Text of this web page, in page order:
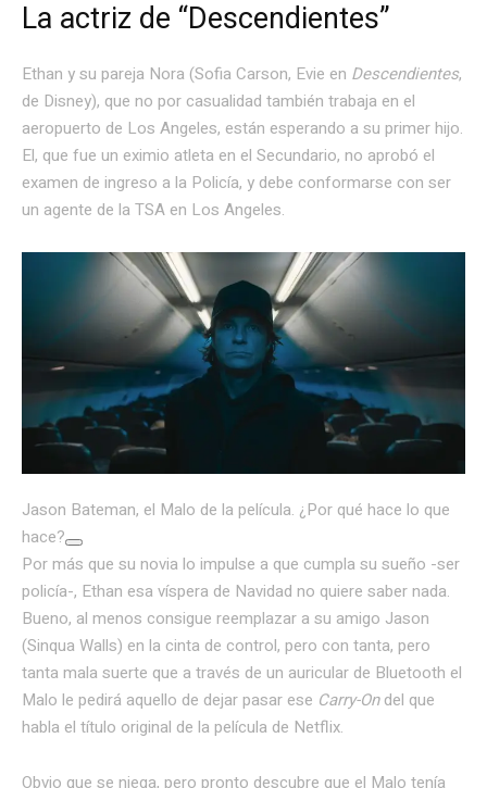
La actriz de “Descendientes”
Ethan y su pareja Nora (Sofia Carson, Evie en Descendientes,
de Disney), que no por casualidad también trabaja en el
aeropuerto de Los Angeles, están esperando a su primer hijo.
El, que fue un eximio atleta en el Secundario, no aprobó el
examen de ingreso a la Policía, y debe conformarse con ser
un agente de la TSA en Los Angeles.
Jason Bateman, el Malo de la película. ¿Por qué hace lo que
hace?
Por más que su novia lo impulse a que cumpla su sueño -ser
policía-, Ethan esa víspera de Navidad no quiere saber nada.
Bueno, al menos consigue reemplazar a su amigo Jason
(Sinqua Walls) en la cinta de control, pero con tanta, pero
tanta mala suerte que a través de un auricular de Bluetooth el
Malo le pedirá aquello de dejar pasar ese Carry-Ondel que
habla el título original de la película de Netflix.
Obvio que se niega, pero pronto descubre que el Malo tenía